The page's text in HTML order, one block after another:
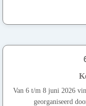
Van 6 t/m 8 juni 2026
georganiseerd